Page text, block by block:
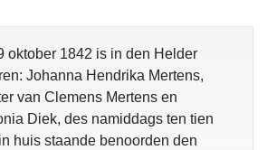
oktober 1842 is in den Helder
Johanna Hendrika Mertens,
van Clemens Mertens en
Diek, des namiddags ten tien
huis staande benoorden den